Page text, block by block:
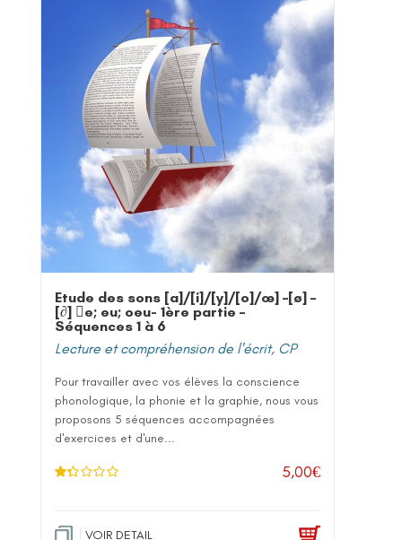
Etude des sons [a]/[i]/[y]/[o]/œ] –[ø] –
[∂] e; eu; oeu- 1ère partie –
Séquences 1 à 6
Lecture et compréhension de l'écrit, CP
Pour travailler avec vos élèves la conscience
phonologique, la phonie et la graphie, nous vous
proposons 5 séquences accompagnées
d'exercices et d'une...
5
5,00€
VOIR DETAIL